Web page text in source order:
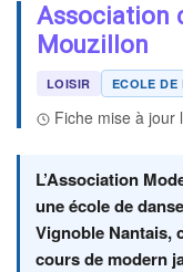
Association
Mouzillon
LOISIR ECOLE DE
Fiche mise à jour
L’Association
une école de
Vignoble Nantais,
cours de modern